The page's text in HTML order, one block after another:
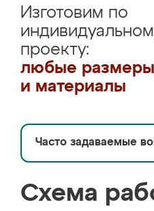
Изготовим по
проекту:
любые
и материалы
Часто задаваемые
Схема